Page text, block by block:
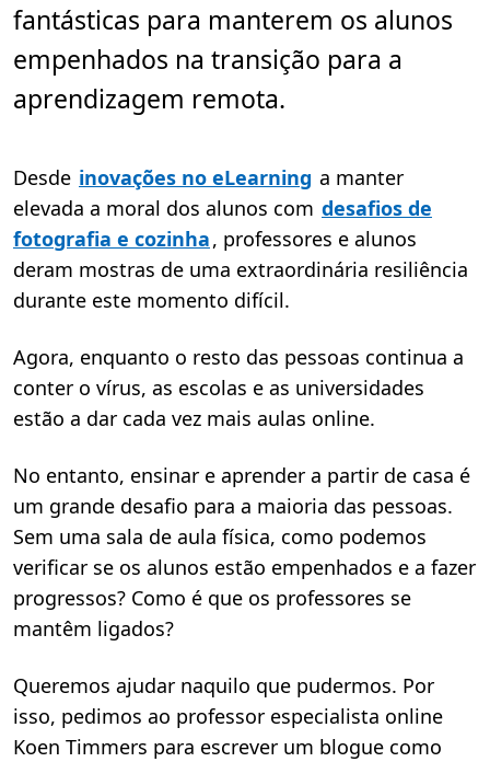
r
a
6
n
fantásticas para manterem os alunos
empenhados na transição para a
aprendizagem remota.
Desde inovações no eLearning a manter
elevada a moral dos alunos com desafios de
fotografia e cozinha, professores e alunos
deram mostras de uma extraordinária resiliência
durante este momento difícil.
Agora, enquanto o resto das pessoas continua a
conter o vírus, as escolas e as universidades
estão a dar cada vez mais aulas online.
No entanto, ensinar e aprender a partir de casa é
um grande desafio para a maioria das pessoas.
Sem uma sala de aula física, como podemos
verificar se os alunos estão empenhados e a fazer
progressos? Como é que os professores se
mantêm ligados?
Queremos ajudar naquilo que pudermos. Por
isso, pedimos ao professor especialista online
Koen Timmers para escrever um blogue como